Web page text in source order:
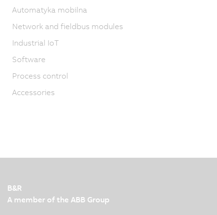
Automatyka mobilna
Network and fieldbus modules
Industrial IoT
Software
Process control
Accessories
B&R
A member of the ABB Group